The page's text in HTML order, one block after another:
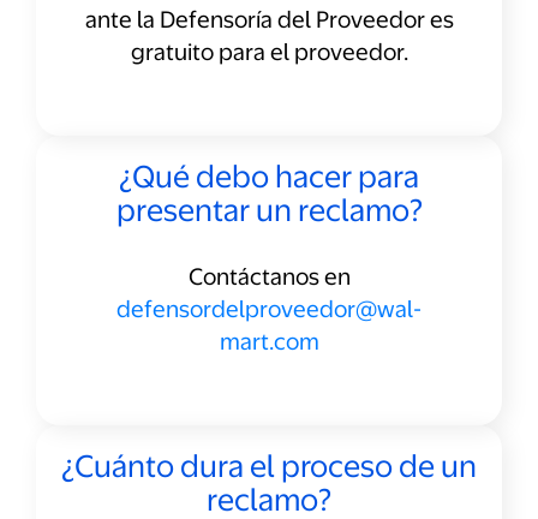
ante la Defensoría del Proveedor es
gratuito para el proveedor.
¿Qué debo hacer para
presentar un reclamo?
Contáctanos en
defensordelproveedor@wal-
mart.com
¿Cuánto dura el proceso de un
reclamo?